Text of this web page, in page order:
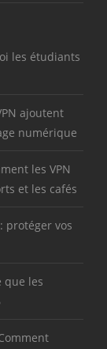
les étudiants
ajoutent
numérique
les VPN
et les cafés
protéger vos
que les